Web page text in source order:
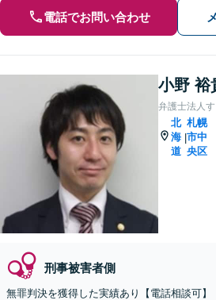
電話でお問い合わせ
小野 裕
弁護士法人
北
海
道
|
札幌
市中
央区
刑事被害者側
無罪判決を獲得した実績あり【電話相談可